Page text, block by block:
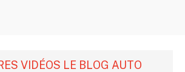
VIDÉOS LE BLOG AUTO